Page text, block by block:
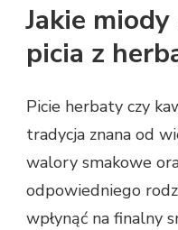
Jakie
picia z
Picie herbaty czy
tradycja znana od
walory smakowe
odpowiedniego
wpłynąć na finalny